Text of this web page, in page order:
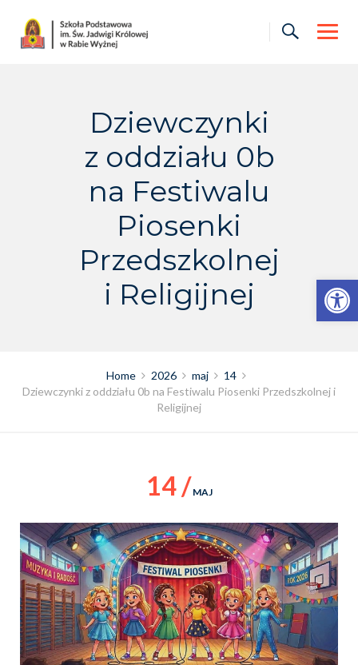
Otwórz pasek narzędzi
content
Dziewczynki
z oddziału 0b
na Festiwalu
Piosenki
Przedszkolnej
i Religijnej
Home 2026 maj
14
Dziewczynki z oddziału 0b na Festiwalu Piosenki Przedszkolnej i
Religijnej
14 / MAJ